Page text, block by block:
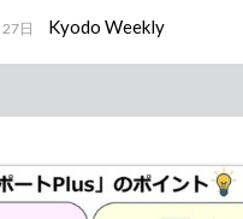
日 Kyodo Weekly